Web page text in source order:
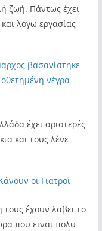
ζωή. Πάντως έχει
λόγω εργασίας
βασανίστηκε
νέγρα
έχει αριστερές
και τους λένε
οι Γιατροί
έχουν λαβει το
που ειναι πολυ